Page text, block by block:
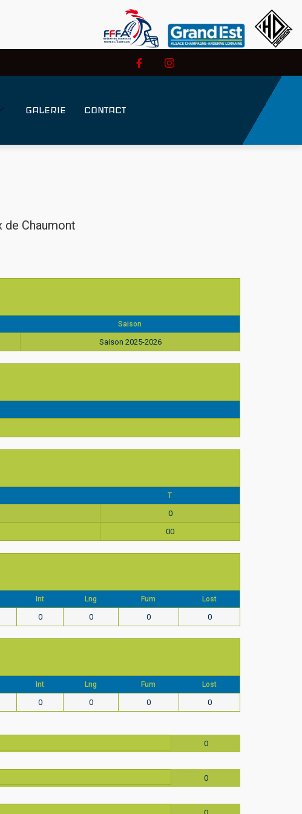
GALERIE CONTACT
de Chaumont
Saison
Saison 2025-2026
T
0
00
Int Lng Fum Lost
0 0 0 0
Int Lng Fum Lost
0 0 0 0
0
0